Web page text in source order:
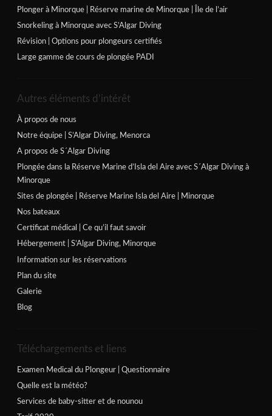
Plonger à Minorque | Réserve marine de Minorque | Île de l’air
Snorkeling à Minorque avec S’Algar Diving
Révision | Options pour plongeurs certifiés
Large gamme de cours de plongée PADI
Autres éléments d’intérêt
À propos de nous
Notre équipe | S’Algar Diving, Menorca
A propos de S´Algar Diving
Plongée dans la Réserve Marine d’Isla del Aire avec S´Algar Diving à
Minorque
Sites de plongée | Réserve Marine Isla del Aire | Minorque
Nos bateaux
Certificat médical | Ce qu’il faut savoir
Hébergement | S’Algar Diving, Minorque
Information sur les réservations
Plan du site
Galerie
Blog
Téléchargements et liens
Examen Medical du Plongeur | Questionnaire
Quelle est la météo?
Services de baby-sitter et de nounou